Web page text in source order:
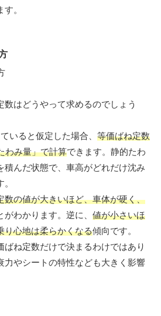
。
数はどうやって求めるのでしょう
いると仮定した場合、 等価ばね定数
わみ量」で計算できます。静的たわ
積んだ状態で、車高がどれだけ沈み
数の値が大きいほど、車体が硬く、
がわかります。逆に、 値が小さいほ
り心地は柔らかくなる傾向です。
ばね定数だけで決まるわけではあり
力やシートの特性なども大きく影響